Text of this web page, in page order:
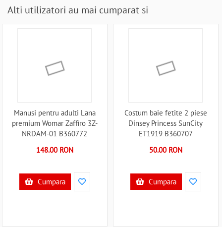
Alti utilizatori au mai cumparat si
Manusi pentru adulti Lana
premium Womar Zaffiro 3Z-
NRDAM-01 B360772
148.00 RON
Cumpara
Costum baie fetite 2 piese
Dinsey Princess SunCity
ET1919 B360707
50.00 RON
Cumpara